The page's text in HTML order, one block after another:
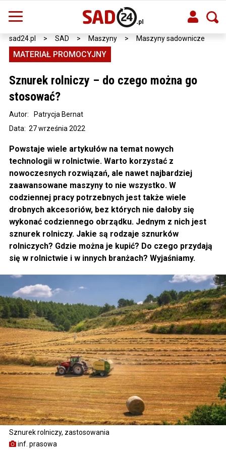
sad24.pl > SAD > Maszyny > Maszyny sadownicze
Sznurek rolniczy, zastosowania
inf. prasowa
MATERIAŁ PROMOCYJNY
Sznurek rolniczy – do czego można go
stosować?
Data: 27 września 2022
Autor: Patrycja Bernat
Powstaje wiele artykułów na temat nowych
technologii w rolnictwie. Warto korzystać z
nowoczesnych rozwiązań, ale nawet najbardziej
zaawansowane maszyny to nie wszystko. W
codziennej pracy potrzebnych jest także wiele
drobnych akcesoriów, bez których nie dałoby się
wykonać codziennego obrządku. Jednym z nich jest
sznurek rolniczy. Jakie są rodzaje sznurków
rolniczych? Gdzie można je kupić? Do czego przydają
się w rolnictwie i w innych branżach? Wyjaśniamy.